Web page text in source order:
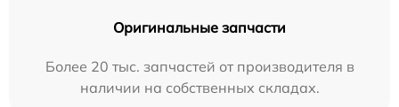
Оригинальные запчасти
Более 20 тыс. запчастей от производителя в
наличии на собственных складах.